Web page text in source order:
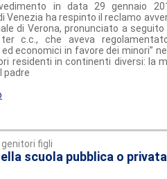
in data 29 gennaio
Venezia ha respinto il reclamo
di Verona, pronunciato a
c.c., che aveva
economici in favore dei minori”
residenti in continenti diversi: la
padre
figli
scuola pubblica o privata